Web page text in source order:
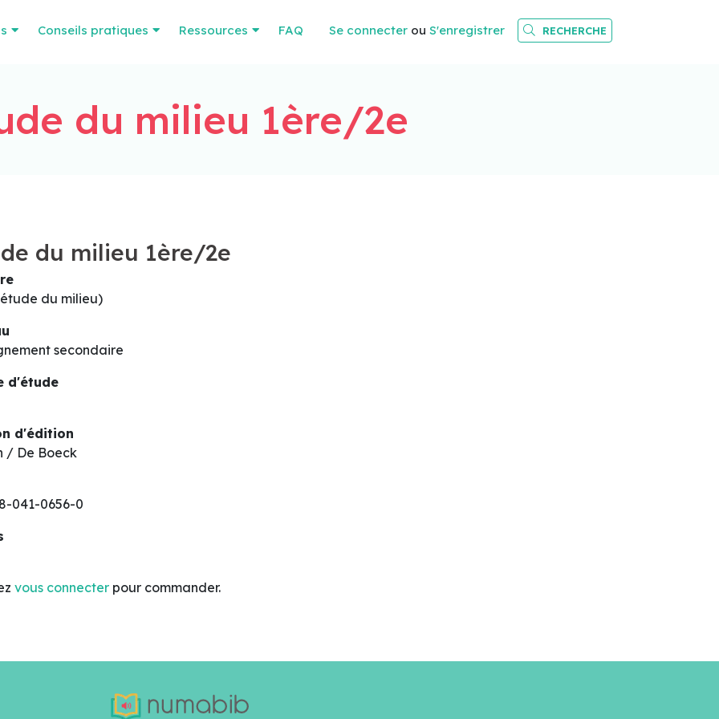
Conseils pratiques Ressources FAQ Se connecter ou S'enregistrer RECHERCHE
du milieu 1ère/2e
du milieu 1ère/2e
du milieu)
secondaire
d'étude
d'édition
/ De Boeck
041-0656-0
vous connecter pour commander.